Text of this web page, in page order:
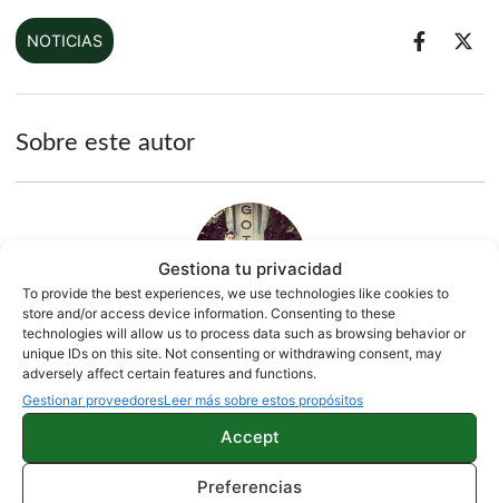
Gestiona tu privacidad
To provide the best experiences, we use technologies like cookies to
store and/or access device information. Consenting to these
technologies will allow us to process data such as browsing behavior or
unique IDs on this site. Not consenting or withdrawing consent, may
adversely affect certain features and functions.
Gestionar proveedoresLeer más sobre estos propósitos
Accept
Preferencias
NOTICIAS
Sobre este autor
Adri Villa
245 artículos publicados en ProAndroid desde 2020.
ExRedactor en ProAndroid.com | En mis ratos libres soy
Arbitro Profesional de 2ª Autonómica y próximo Ingeniero
Informático. Apasionado del Mundo Android. Resido en